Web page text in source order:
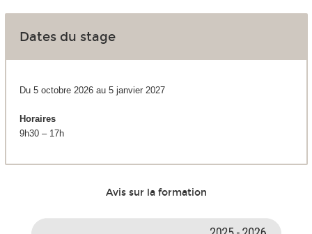
Dates du stage
Du 5 octobre 2026 au 5 janvier 2027
Horaires
9h30 – 17h
Avis sur la formation